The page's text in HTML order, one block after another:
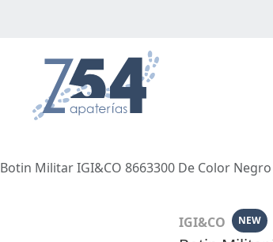
Botin Militar IGI&CO 8663300 De Color
IGI&CO NEW